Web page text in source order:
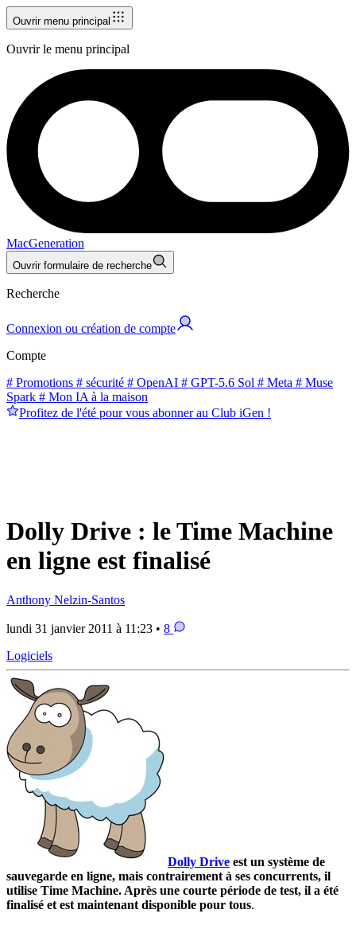
Ouvrir menu principal
Ouvrir le menu principal
MacGeneration
Ouvrir formulaire de recherche
Recherche
Connexion ou création de compte
Compte
# Promotions # sécurité # OpenAI # GPT-5.6 Sol # Meta # Muse
Spark # Mon IA à la maison
Profitez de l'été pour vous abonner au Club iGen !
Dolly Drive : le Time Machine
en ligne est finalisé
Anthony Nelzin-Santos
lundi 31 janvier 2011 à 11:23 • 8
Logiciels
Dolly Drive est un système de
sauvegarde en ligne, mais contrairement à ses concurrents, il
utilise Time Machine. Après une courte période de test, il a été
finalisé et est maintenant disponible pour tous.